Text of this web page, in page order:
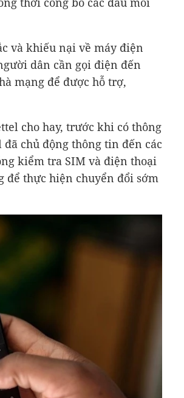
và khiếu nại về máy điện
dân cần gọi điện đến
mạng để được hỗ trợ,
cho hay, trước khi có thông
chủ động thông tin đến các
kiểm tra SIM và điện thoại
để thực hiện chuyển đổi sớm